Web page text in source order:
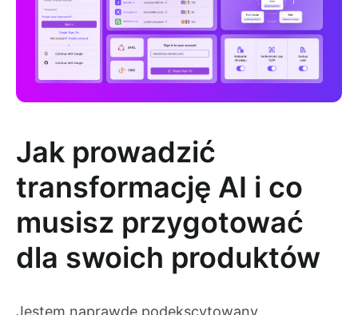
Jak prowadzić
transformację AI i co
musisz przygotować
dla swoich produktów